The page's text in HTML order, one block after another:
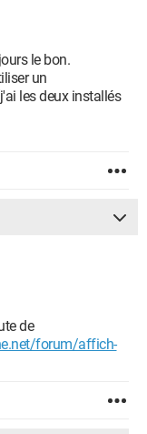
le bon.
un
les deux installés
de
forum/affich-